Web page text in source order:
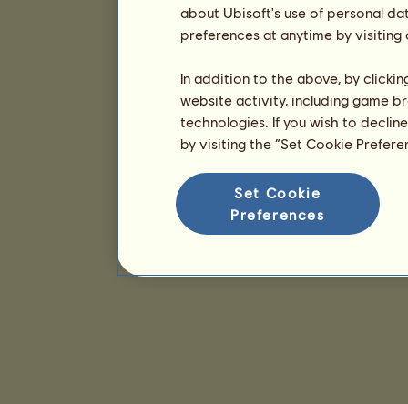
about Ubisoft's use of personal
preferences at anytime by
In addition to the above, by
website activity, including game
technologies. If you wish to
by visiting the “Set Cookie
Set Cookie
Preferences